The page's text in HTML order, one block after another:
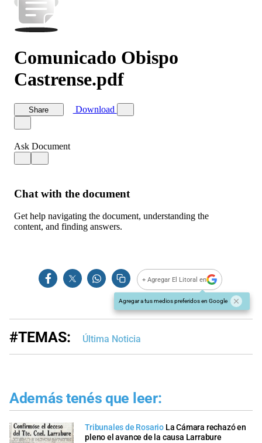
+ Agregar El Litoral en
Agregar a tus medios preferidos en Google
#TEMAS: Última Noticia
Además tenés que leer:
Tribunales de Rosario La Cámara rechazó en
pleno el avance de la causa Larrabure